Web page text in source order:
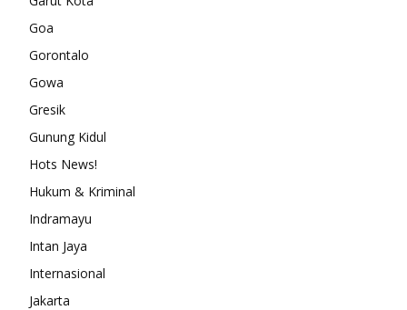
Goa
Gorontalo
Gowa
Gresik
Gunung Kidul
Hots News!
Hukum & Kriminal
Indramayu
Intan Jaya
Internasional
Jakarta